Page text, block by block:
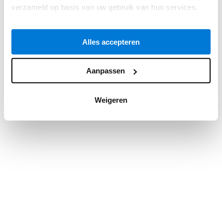
verzameld op basis van uw gebruik van hun services.
Alles accepteren
Aanpassen
Weigeren